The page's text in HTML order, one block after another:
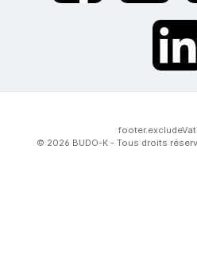
© 2026 BUDO-K - Tous droits